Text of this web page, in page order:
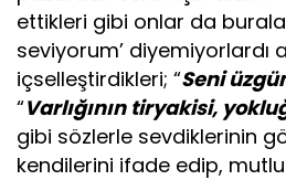
ettikleri gibi onlar da
seviyorum’ diyemiyorlardı
içselleştirdikleri; “Seni
“Varlığının tiryakisi,
gibi sözlerle sevdiklerinin
kendilerini ifade edip,